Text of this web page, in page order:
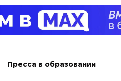
Пресса в образовании